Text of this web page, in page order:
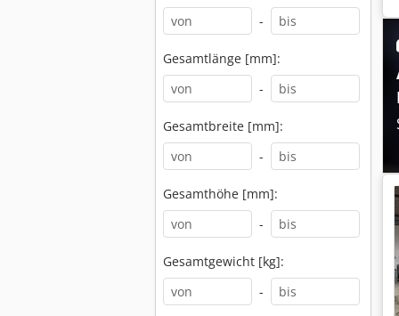
-
Gesamtlänge [mm]:
-
Gesamtbreite [mm]:
-
Gesamthöhe [mm]:
-
Gesamtgewicht [kg]:
-